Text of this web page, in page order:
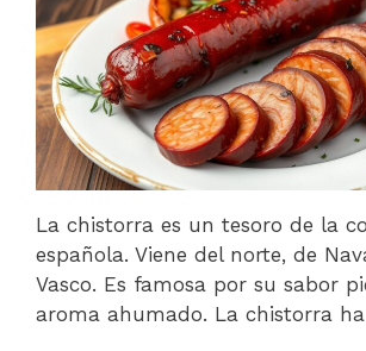
La chistorra es un tesoro de la
española. Viene del norte, de
Vasco. Es famosa por su sabor
aroma ahumado. La chistorra